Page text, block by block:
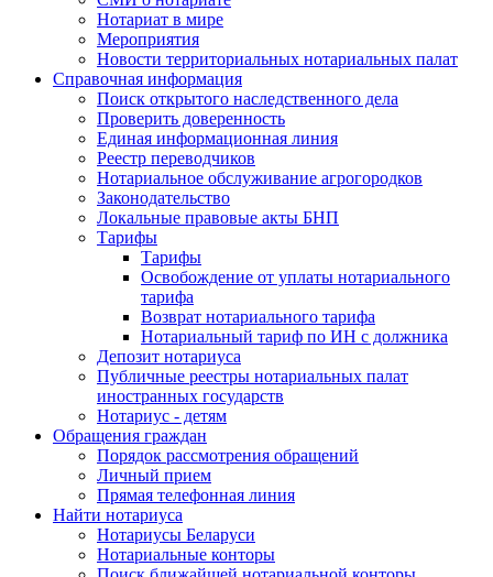
Нотариат в мире
Мероприятия
Новости территориальных нотариальных палат
Справочная информация
Поиск открытого наследственного дела
Проверить доверенность
Единая информационная линия
Реестр переводчиков
Нотариальное обслуживание агрогородков
Законодательство
Локальные правовые акты БНП
Тарифы
Тарифы
Освобождение от уплаты нотариального
тарифа
Возврат нотариального тарифа
Нотариальный тариф по ИН с должника
Депозит нотариуса
Публичные реестры нотариальных палат
иностранных государств
Нотариус - детям
Обращения граждан
Порядок рассмотрения обращений
Личный прием
Прямая телефонная линия
Найти нотариуса
Нотариусы Беларуси
Нотариальные конторы